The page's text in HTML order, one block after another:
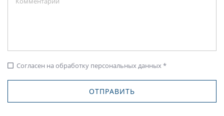
check_box_outline_blank Согласен на обработку персональных данных *